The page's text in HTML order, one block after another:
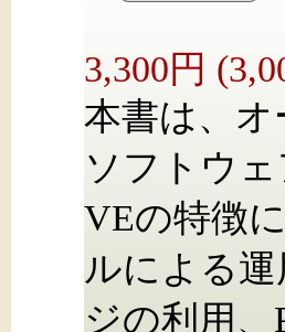
3,300円
本書は、
ソフトウェ
VEの特徴
ルによる
ジの利用、